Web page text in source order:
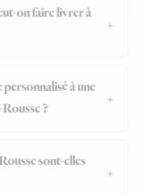
on faire livrer à
à une
?
sont-elles